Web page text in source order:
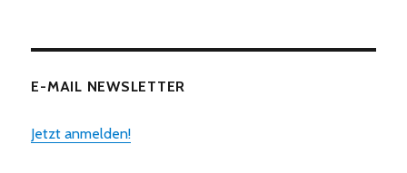
E-MAIL NEWSLETTER
Jetzt anmelden!